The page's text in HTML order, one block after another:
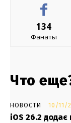
134
Фанаты
Что
НОВОСТИ 10/11/
iOS 26.2 додає